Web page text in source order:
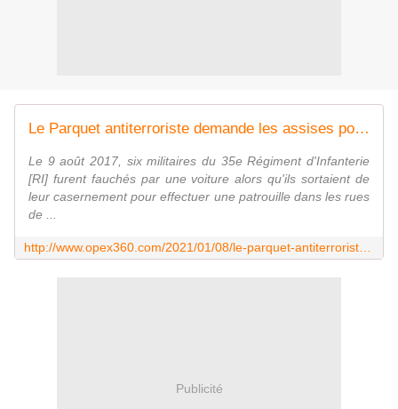
Le Parquet antiterroriste demande les assises pour l'individu qui avait renversé des militaires à Levallois-Perret
Le 9 août 2017, six militaires du 35e Régiment d'Infanterie
[RI] furent fauchés par une voiture alors qu'ils sortaient de
leur casernement pour effectuer une patrouille dans les rues
de ...
Publicité